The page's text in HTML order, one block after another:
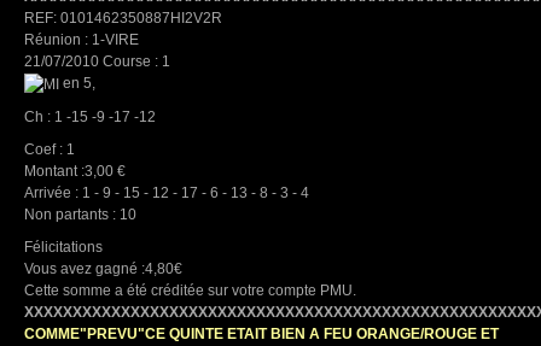
REF: 0101462350887HI2V2R
Réunion : 1-VIRE
21/07/2010 Course : 1
en 5,
Ch : 1 -15 -9 -17 -12
Coef : 1
Montant :3,00 €
Arrivée : 1 - 9 - 15 - 12 - 17 - 6 - 13 - 8 - 3 - 4
Non partants : 10
Félicitations
Vous avez gagné :4,80€
Cette somme a été créditée sur votre compte PMU.
COMME"PREVU"CE QUINTE ETAIT BIEN A FEU ORANGE/ROUGE ET